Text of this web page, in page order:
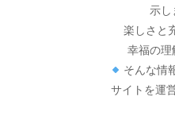
示し
楽しさと
幸福の理
そんな情
サイトを運